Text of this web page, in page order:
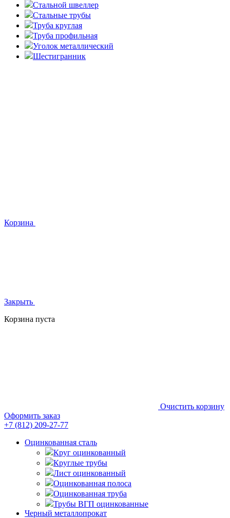
Стальной швеллер
Стальные трубы
Труба круглая
Труба профильная
Уголок металлический
Шестигранник
Корзина
Закрыть
Корзина пуста
Очистить корзину
Оформить заказ
+7 (812) 209-27-77
Оцинкованная сталь
Круг оцинкованный
Круглые трубы
Лист оцинкованный
Оцинкованная полоса
Оцинкованная труба
Трубы ВГП оцинкованные
Черный металлопрокат